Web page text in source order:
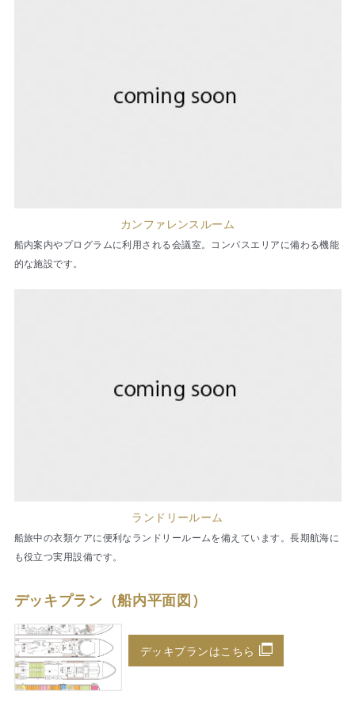
カンファレンスルーム
船内案内やプログラムに利用される会議室。コンパスエリアに備わる機能
的な施設です。
ランドリールーム
船旅中の衣類ケアに便利なランドリールームを備えています。長期航海に
も役立つ実用設備です。
デッキプラン（船内平面図）
デッキプランはこちら